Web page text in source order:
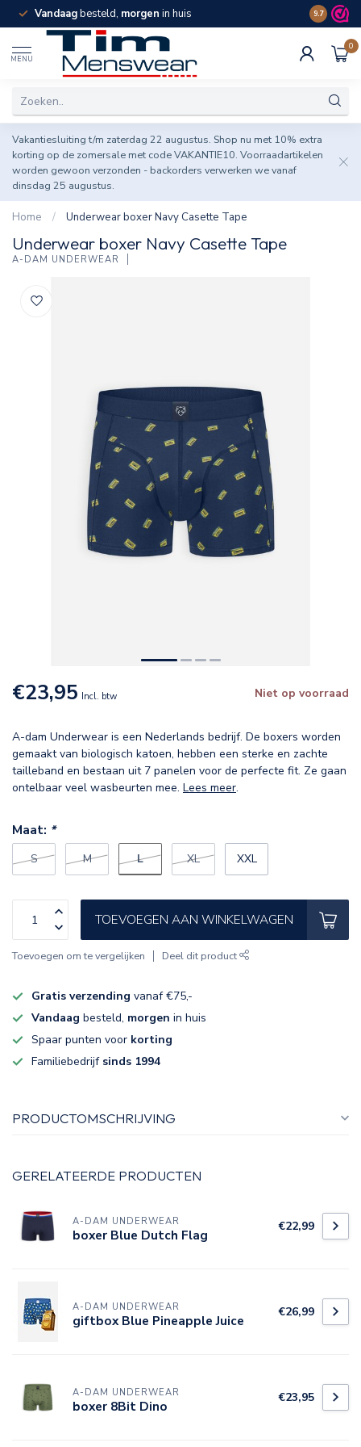
Vandaagbesteld, morgen in huis Spaar
9.7
MENU
0
Vakantiesluiting t/m zaterdag 22 augustus. Shop nu met 10% extra
korting op de zomersale met code VAKANTIE10. Voorraadartikelen
worden gewoon verzonden - backorders verwerken we vanaf
dinsdag 25 augustus.
Home / Underwear boxer Navy Casette Tape
Underwear boxer Navy Casette Tape
A-DAM UNDERWEAR
€23,95 Incl. btw Niet op voorraad
A-dam Underwear is een Nederlands bedrijf. De boxers worden
gemaakt van biologisch katoen, hebben een sterke en zachte
tailleband en bestaan uit 7 panelen voor de perfecte fit. Ze gaan
ontelbaar veel wasbeurten mee. Lees meer.
Maat: *
S M L XL XXL
TOEVOEGEN AAN WINKELWAGEN
Toevoegen om te vergelijken Deel dit product
Gratis verzending vanaf €75,-
Vandaag besteld, morgen in huis
Spaar punten voor korting
Familiebedrijf sinds 1994
PRODUCTOMSCHRIJVING
GERELATEERDE PRODUCTEN
A-DAM UNDERWEAR
boxer Blue Dutch Flag €22,99
A-DAM UNDERWEAR
giftbox Blue Pineapple Juice €26,99
A-DAM UNDERWEAR
boxer 8Bit Dino €23,95